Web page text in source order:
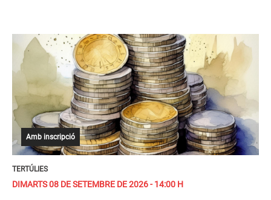
Amb inscripció
TERTÚLIES
DIMARTS 08 DE SETEMBRE DE 2026 - 14:00 H